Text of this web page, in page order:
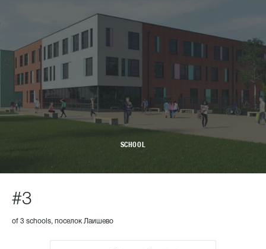
SCHOOL
#3
of 3 schools, поселок Лаишево